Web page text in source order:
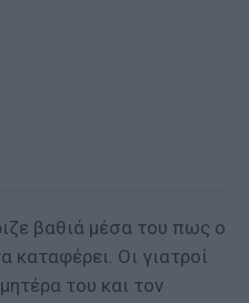
βαθιά μέσα του πως ο
καταφέρει. Οι γιατροί
του και τον